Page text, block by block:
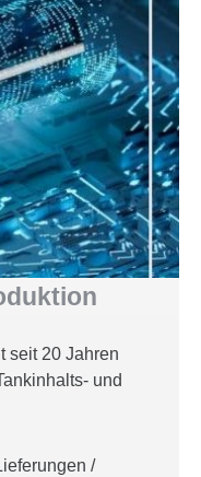
seit 20 Jahren
und
/